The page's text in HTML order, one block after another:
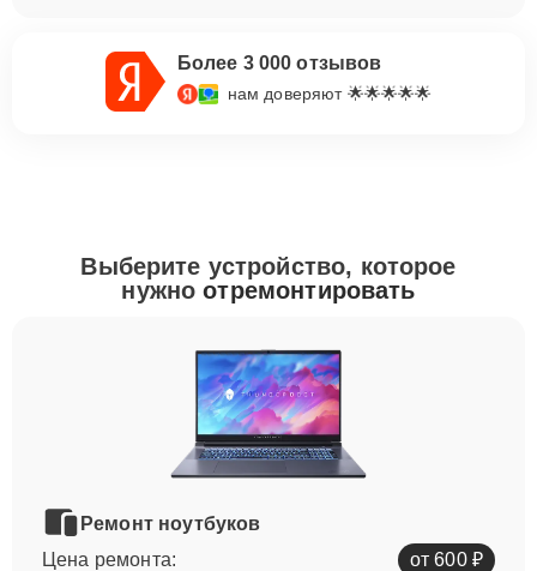
Более 3 000 отзывов
нам доверяют 🌟🌟🌟🌟🌟
Выберите устройство, которое
нужноотремонтировать
Ремонт ноутбуков
Цена ремонта:
от 600 ₽